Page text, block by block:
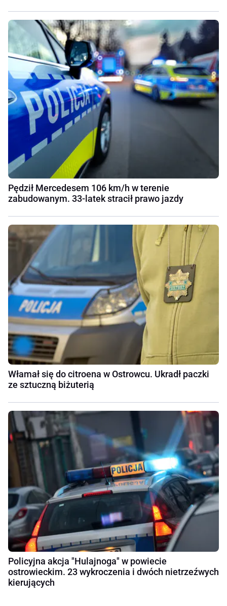
Pędził Mercedesem 106 km/h w terenie
zabudowanym. 33-latek stracił prawo jazdy
Włamał się do citroena w Ostrowcu. Ukradł paczki
ze sztuczną biżuterią
Policyjna akcja "Hulajnoga" w powiecie
ostrowieckim. 23 wykroczenia i dwóch nietrzeźwych
kierujących